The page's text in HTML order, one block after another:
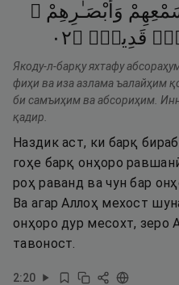
وَأَبْصَـٰرِهِمْ ۚ
قَدِيرٌۭ ۝٢٠
Якоду-л-барқу яхтафу
фиҳи ва иза азлама ъалайҳим
би самъиҳим ва абсориҳим.
қадир.
Наздик аст, ки барқ
гоҳе барқ онҳоро
роҳ раванд ва чун бар
Ва агар Аллоҳ мехост
онҳоро дур месохт, зеро
тавоност.
2:20